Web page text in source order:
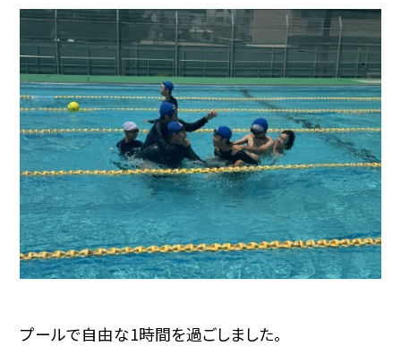
プールで自由な1時間を過ごしました。